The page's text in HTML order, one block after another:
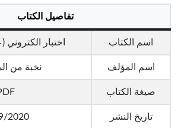
تفاصيل الكتاب
اسم الكتاب اختبار
اسم المؤلف نخبة من
صيغة الكتاب
تاريخ النشر 2020